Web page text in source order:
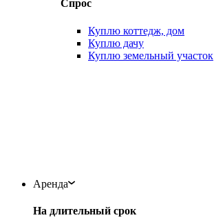
Спрос
Куплю коттедж, дом
Куплю дачу
Куплю земельный участок
Аренда
На длительный срок